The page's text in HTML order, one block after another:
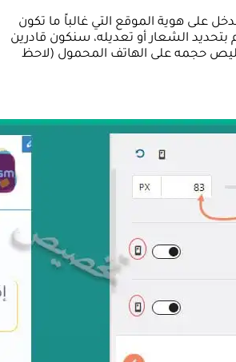
على هوية الموقع التي غالباً ما تكون
بتحديد الشعار أو تعديله، سنكون قادرين
حجمه على الهاتف المحمول (لاحظ